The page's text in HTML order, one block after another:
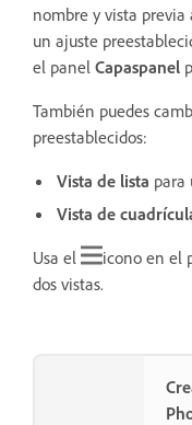
nombre y vista
un ajuste
el panel Capaspanel
También puedes
preestablecidos:
Vista de lista para
Vista de
Usa el
icono en el
dos vistas.